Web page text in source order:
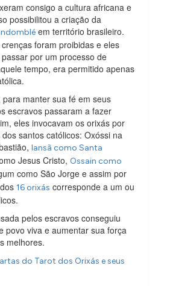
consigo a cultura africana e
possibilitou a criação da
em território brasileiro.
foram proibidas e eles
por um processo de
tempo, era permitido apenas
manter sua fé em seus
escravos passaram a fazer
eles invocavam os orixás por
santos católicos: Oxóssi na
Iansã como Santa
Jesus Cristo, Ossain como
como São Jorge e assim por
dos16 orixás corresponde a um ou
pelos escravos conseguiu
povo viva e aumentar sua força
melhores.
do Tarot dos Orixás e seus